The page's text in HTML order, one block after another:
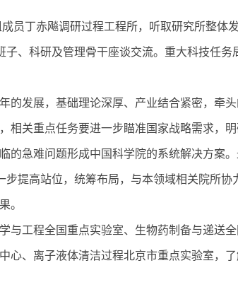
员丁赤飚调研过程工程所，听取研究所整体
子、科研及管理骨干座谈交流。重大科技任务
的发展，基础理论深厚、产业结合紧密，牵
相关重点任务要进一步瞄准国家战略需求，明
的急难问题形成中国科学院的系统解决方案。
步提高站位，统筹布局，与本领域相关院所协
。
与工程全国重点实验室、生物药制备与递送全
心、离子液体清洁过程北京市重点实验室，